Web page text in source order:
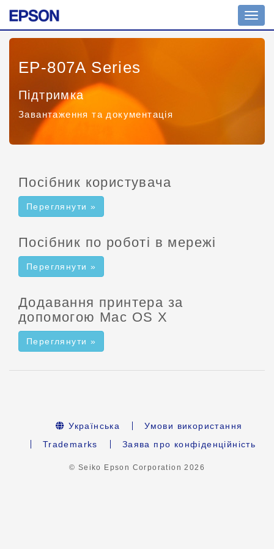
EP-807A Series
Підтримка
Завантаження та документація
Посібник користувача
Переглянути »
Посібник по роботі в мережі
Переглянути »
Додавання принтера за
допомогою Mac OS X
Переглянути »
Українська
Умови використання
Trademarks
Заява про конфіденційність
© Seiko Epson Corporation2026